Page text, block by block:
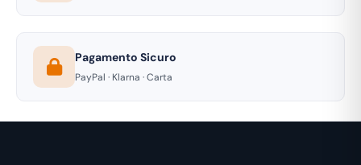
Pagamento Sicuro
PayPal · Klarna · Carta